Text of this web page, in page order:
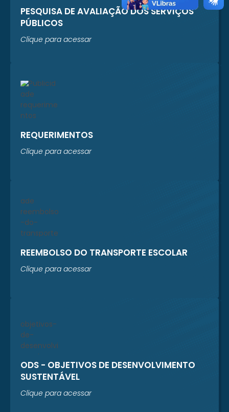
PESQUISA DE AVALIAÇÃO DOS SERVIÇOS
PÚBLICOS
Clique para acessar
REQUERIMENTOS
Clique para acessar
REEMBOLSO DO TRANSPORTE ESCOLAR
Clique para acessar
ODS - OBJETIVOS DE DESENVOLVIMENTO
SUSTENTÁVEL
Clique para acessar